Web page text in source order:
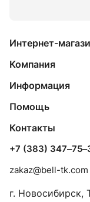
Интернет-
Компания
Информация
Помощь
Контакты
+7 (383)
zakaz@bell-tk.com
г. Новосибирск,